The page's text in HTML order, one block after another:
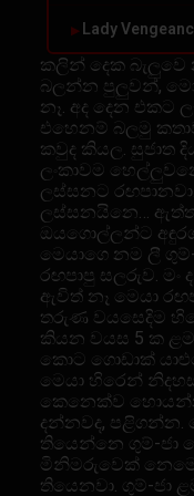
Lady
කලින් දෙක
බලන්න පුලුවන්,
නෑ. අද දෙන එකට
එහෙනම් බලමු
කවුද කියල. සුජාත
ලංකාවම
ලස්සනට
ලස්සනයිනෙ…
ඔයගොල්ලන්ට
මෙයාගෙ නම ලී
රඟපාපු සලරුව.
ඇවිත් නෑ මෙයා
තරුණ වයසෙදිම
කියන වයස 5 ක
කොට ගොඩාක්
මෙයා හිරෙන්
කෙනෙක්ව
දන්නවද, පළිගන්න.
තියෙන්නෙ ගුම්-ජා
මිනිමරුවෙක්
තියෙනවා. ගුම්-ජා